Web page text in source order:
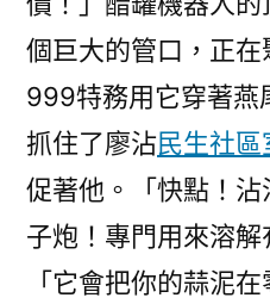
個巨大的管口，正
999特務用它穿著燕
抓住了廖沾民生社區
促著他。「快點！
子炮！專門用來溶解
「它會把你的蒜泥